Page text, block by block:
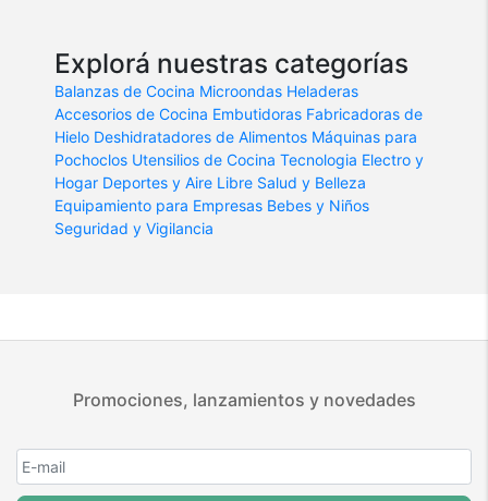
Explorá nuestras categorías
Balanzas de Cocina Microondas Heladeras
Accesorios de Cocina Embutidoras Fabricadoras de
Hielo Deshidratadores de Alimentos Máquinas para
Pochoclos Utensilios de Cocina Tecnologia Electro y
Hogar Deportes y Aire Libre Salud y Belleza
Equipamiento para Empresas Bebes y Niños
Seguridad y Vigilancia
Promociones, lanzamientos y novedades